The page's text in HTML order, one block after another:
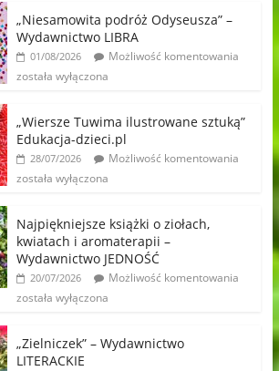
„Niesamowita podróż Odyseusza” –
Wydawnictwo LIBRA
01/08/2026
Możliwość komentowania
została wyłączona
„Wiersze Tuwima ilustrowane sztuką”
Edukacja-dzieci.pl
28/07/2026
Możliwość komentowania
została wyłączona
Najpiękniejsze książki o ziołach,
kwiatach i aromaterapii –
Wydawnictwo JEDNOŚĆ
20/07/2026
Możliwość komentowania
została wyłączona
„Zielniczek” – Wydawnictwo
LITERACKIE